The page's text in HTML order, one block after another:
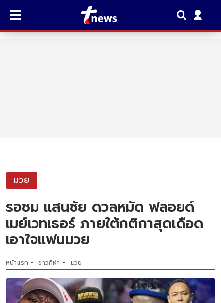
มวย
รอชม แสนชัย ดวลหมัด ฟลอยด์
เมย์เวทเธอร์ ภายใต้กติกาสุดเดือด
เอาใจแฟนมวย
หน้าแรก ข่าวกีฬา มวย